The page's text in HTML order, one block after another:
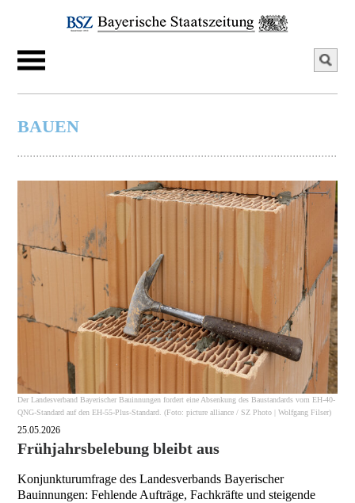
BAUEN
Der Landesverband Bayerischer Bauinnungen fordert eine Absenkung des Baustandards vom EH-40-
QNG-Standard auf den EH-55-Plus-Standard. (Foto: picture alliance / SZ Photo | Wolfgang Filser)
25.05.2026
Frühjahrsbelebung bleibt aus
Konjunkturumfrage des Landesverbands Bayerischer
Bauinnungen: Fehlende Aufträge, Fachkräfte und steigende